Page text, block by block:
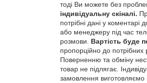
тоді Ви можете без
індивідуальну скіналі.
потрібні дані у коментарі
або менеджеру під час
розмови. Вартість буде
пропорційно до потрібних
Поверненню та обміну
товар не підлягає.
замовлення виготовляємо